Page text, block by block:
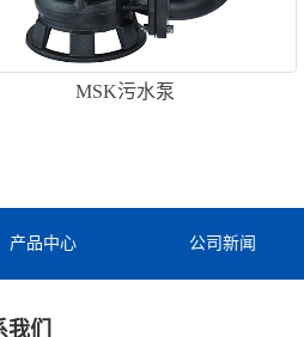
MSK污水泵
产品中心 公司新闻
们